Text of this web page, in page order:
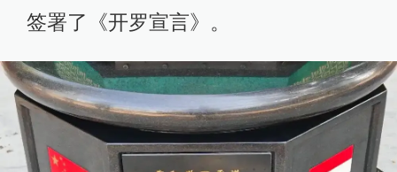
签署了《开罗宣言》。